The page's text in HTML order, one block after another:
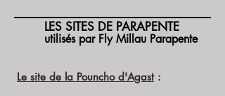
LES SITES DE PARAPENTE
utilisés par Fly Millau Parapente
Le site de la Pouncho d'Agast: